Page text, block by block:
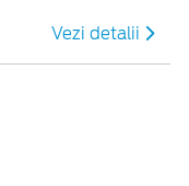
Vezi detalii